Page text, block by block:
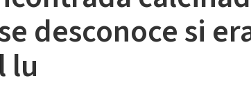
desconoce si
lu